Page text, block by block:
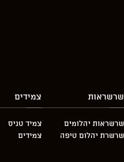
שרשראות
שרשראות יהלומים
שרשרת יהלום טיפה
צמידים
צמיד טניס
צמידים